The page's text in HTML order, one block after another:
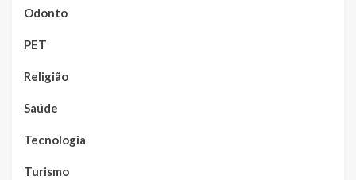
Odonto
PET
Religião
Saúde
Tecnologia
Turismo